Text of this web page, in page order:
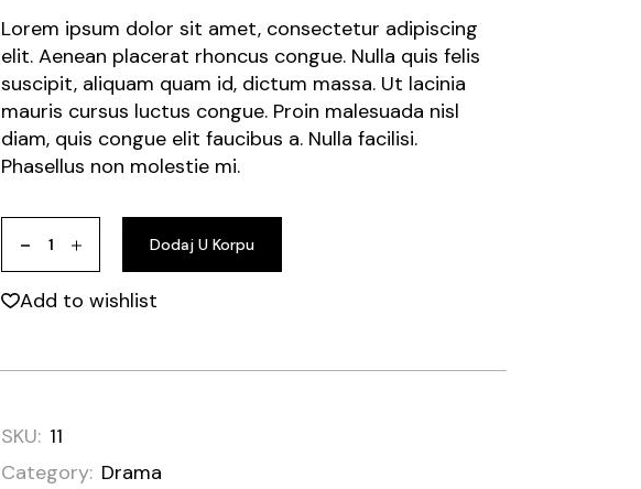
Lorem ipsum dolor sit amet, consectetur adipiscing
elit. Aenean placerat rhoncus congue. Nulla quis felis
suscipit, aliquam quam id, dictum massa. Ut lacinia
mauris cursus luctus congue. Proin malesuada nisl
diam, quis congue elit faucibus a. Nulla facilisi.
Phasellus non molestie mi.
Dodaj U Korpu
Add to wishlist
SKU: 11
Category: Drama